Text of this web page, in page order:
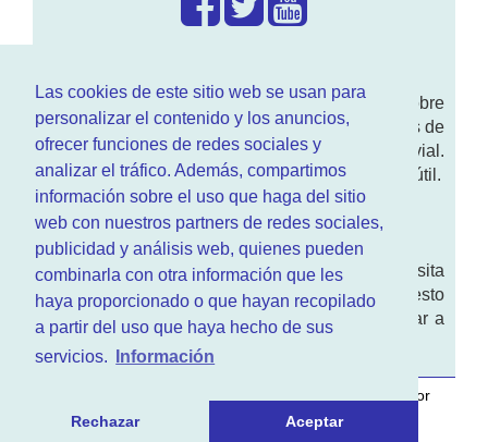
Las cookies de este sitio web se usan para
personalizar el contenido y los anuncios,
ofrecer funciones de redes sociales y
analizar el tráfico. Además, compartimos
información sobre el uso que haga del sitio
web con nuestros partners de redes sociales,
publicidad y análisis web, quienes pueden
combinarla con otra información que les
haya proporcionado o que hayan recopilado
a partir del uso que haya hecho de sus
servicios.
Información
Rechazar Aceptar
Enwww.RenovarCarnet.com Te contamos sobre
larenovación del permisode conducir, noticias de
actualidad motor y sobre todo seguridad vial.
Ademas tenemos todo tipo de información DGT útil.
¿Quienes somos?
Quieres saber quien mantiene la pagina, visita
nuestrasección de contacto. Aquí tienes nuesto
aviso legal. Basicamente no queremos engañar a
por
.